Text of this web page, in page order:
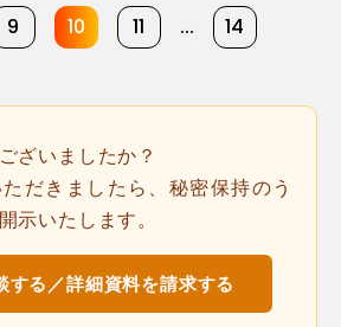
9 10 11 ... 14
ざいましたか？
だきましたら、秘密保持のう
示いたします。
する／詳細資料を請求する